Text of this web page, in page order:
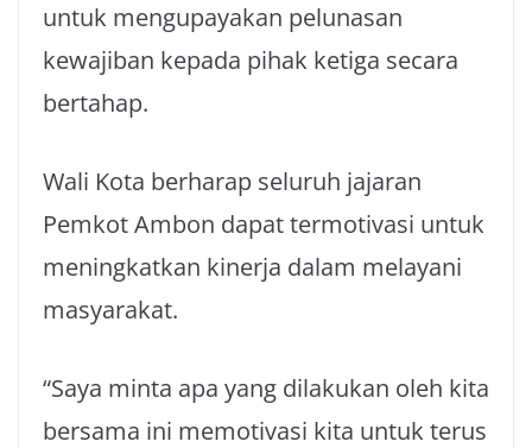
untuk mengupayakan pelunasan
kewajiban kepada pihak ketiga secara
bertahap.
Wali Kota berharap seluruh jajaran
Pemkot Ambon dapat termotivasi untuk
meningkatkan kinerja dalam melayani
masyarakat.
“Saya minta apa yang dilakukan oleh kita
bersama ini memotivasi kita untuk terus